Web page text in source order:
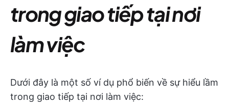
trong giao tiếp tại nơi
làm việc
Dưới đây là một số ví dụ phổ biến về sự hiểu lầm
trong giao tiếp tại nơi làm việc: